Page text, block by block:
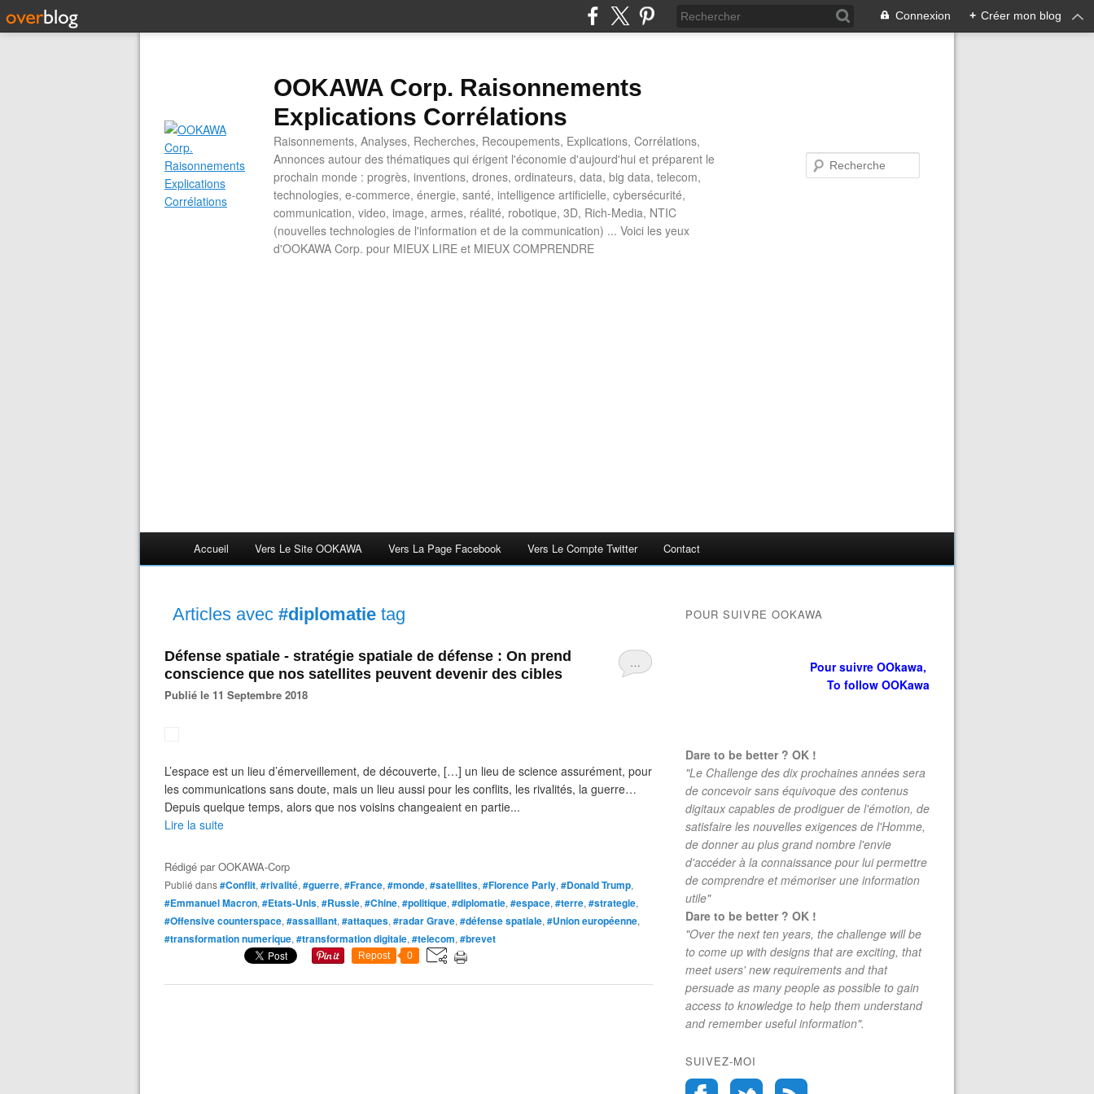
Connexion + Créer mon blog
OOKAWA Corp. Raisonnements
Explications Corrélations
Raisonnements, Analyses, Recherches, Recoupements, Explications, Corrélations,
Annonces autour des thématiques qui érigent l'économie d'aujourd'hui et préparent le
prochain monde : progrès, inventions, drones, ordinateurs, data, big data, telecom,
technologies, e-commerce, énergie, santé, intelligence artificielle, cybersécurité,
communication, video, image, armes, réalité, robotique, 3D, Rich-Media, NTIC
(nouvelles technologies de l'information et de la communication) ... Voici les yeux
d'OOKAWA Corp. pour MIEUX LIRE et MIEUX COMPRENDRE
Accueil Vers Le Site OOKAWA Vers La Page Facebook Vers Le Compte Twitter Contact
Articles avec #diplomatie tag
…
Défense spatiale - stratégie spatiale de défense : On prend
conscience que nos satellites peuvent devenir des cibles
Publié le 11 Septembre 2018
L’espace est un lieu d’émerveillement, de découverte, […] un lieu de science assurément, pour
les communications sans doute, mais un lieu aussi pour les conflits, les rivalités, la guerre…
Depuis quelque temps, alors que nos voisins changeaient en partie...
Lire la suite
Rédigé parOOKAWA-Corp
Publié dans#Conflit, #rivalité, #guerre, #France, #monde, #satellites, #Florence Parly, #Donald Trump,
#Emmanuel Macron, #Etats-Unis, #Russie, #Chine, #politique, #diplomatie, #espace, #terre, #strategie,
#Offensive counterspace, #assaillant, #attaques, #radar Grave, #défense spatiale, #Union européenne,
#transformation numerique, #transformation digitale, #telecom, #brevet
Repost 0
POUR SUIVRE OOKAWA
Pour suivre OOkawa,
To follow OOKawa
Dare to be better ? OK !
"Le Challenge des dix prochaines années sera
de concevoir sans équivoque des contenus
digitaux capables de prodiguer de l'émotion, de
satisfaire les nouvelles exigences de l'Homme,
de donner au plus grand nombre l'envie
d'accéder à la connaissance pour lui permettre
de comprendre et mémoriser une information
utile"
Dare to be better ? OK !
"Over the next ten years, the challenge will be
to come up with designs that are exciting, that
meet users' new requirements and that
persuade as many people as possible to gain
access to knowledge to help them understand
and remember useful information".
SUIVEZ-MOI